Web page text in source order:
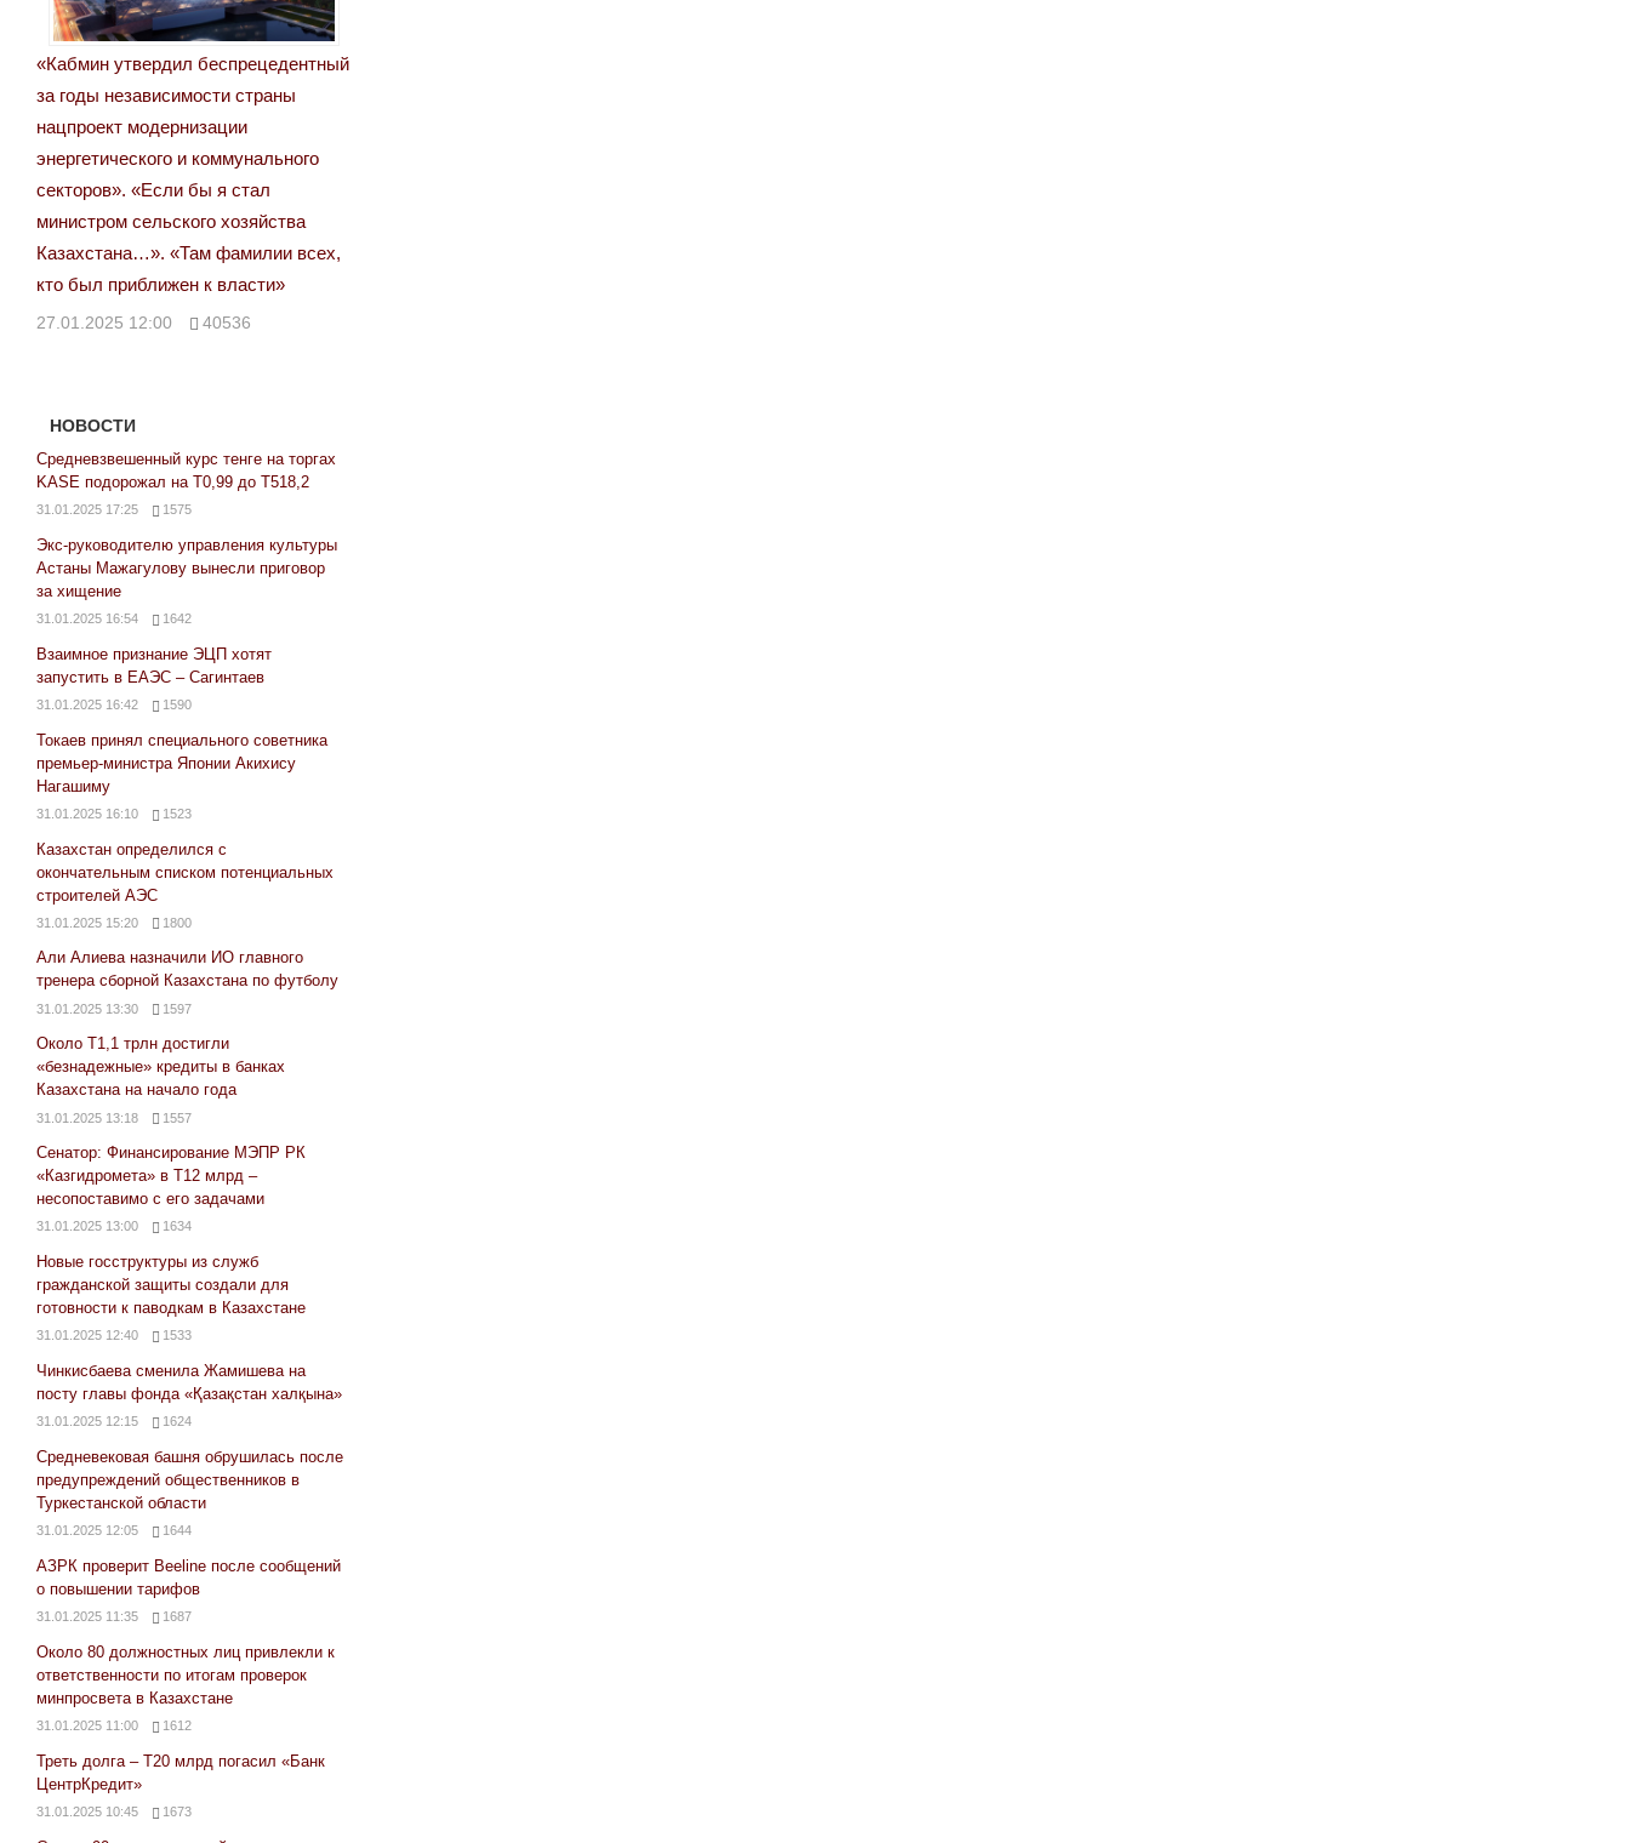
«Кабмин утвердил беспрецедентный
за годы независимости страны
нацпроект модернизации
энергетического и коммунального
секторов». «Если бы я стал
министром сельского хозяйства
Казахстана…». «Там фамилии всех,
кто был приближен к власти»
27.01.2025 12:00 40536
НОВОСТИ
Средневзвешенный курс тенге на торгах
KASE подорожал на Т0,99 до Т518,2
31.01.2025 17:25 1575
Экс-руководителю управления культуры
Астаны Мажагулову вынесли приговор
за хищение
31.01.2025 16:54 1642
Взаимное признание ЭЦП хотят
запустить в ЕАЭС – Сагинтаев
31.01.2025 16:42 1590
Токаев принял специального советника
премьер-министра Японии Акихису
Нагашиму
31.01.2025 16:10 1523
Казахстан определился с
окончательным списком потенциальных
строителей АЭС
31.01.2025 15:20 1800
Али Алиева назначили ИО главного
тренера сборной Казахстана по футболу
31.01.2025 13:30 1597
Около Т1,1 трлн достигли
«безнадежные» кредиты в банках
Казахстана на начало года
31.01.2025 13:18 1557
Сенатор: Финансирование МЭПР РК
«Казгидромета» в Т12 млрд –
несопоставимо с его задачами
31.01.2025 13:00 1634
Новые госструктуры из служб
гражданской защиты создали для
готовности к паводкам в Казахстане
31.01.2025 12:40 1533
Чинкисбаева сменила Жамишева на
посту главы фонда «Қазақстан халқына»
31.01.2025 12:15 1624
Средневековая башня обрушилась после
предупреждений общественников в
Туркестанской области
31.01.2025 12:05 1644
АЗРК проверит Beeline после сообщений
о повышении тарифов
31.01.2025 11:35 1687
Около 80 должностных лиц привлекли к
ответственности по итогам проверок
минпросвета в Казахстане
31.01.2025 11:00 1612
Треть долга – Т20 млрд погасил «Банк
ЦентрКредит»
31.01.2025 10:45 1673